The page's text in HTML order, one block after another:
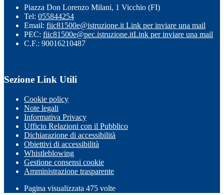
Piazza Don Lorenzo Milani, 1 Vicchio (FI)
Tel: 055844254
Email: fiic81500e@istruzione.it Link per inviare una mail
PEC: fiic81500e@pec.istruzione.itLink per inviare una mail
C.F.: 90016210487
Sezione Link Utili
Cookie policy
Note legali
Informativa Privacy
Ufficio Relazioni con il Pubblico
Dichiarazione di accessibilità
Obiettivi di accessibilità
Whistleblowing
Gestione consensi cookie
Amministrazione trasparente
Pagina visualizzata 475 volte